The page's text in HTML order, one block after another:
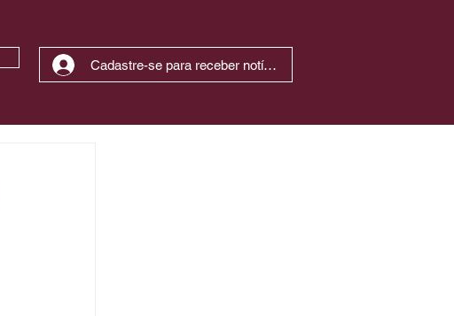
Cadastre-se para receber notícias